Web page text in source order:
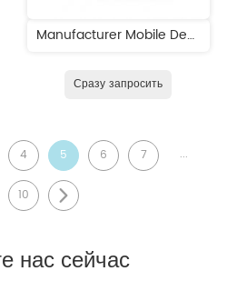
Manufacturer Mobile Dental Unit for Sale
Сразу запросить
4 5 6 7 ...
10
нас сейчас